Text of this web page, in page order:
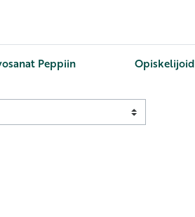
Peppiin